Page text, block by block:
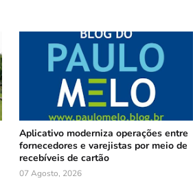
Aplicativo moderniza operações entre
fornecedores e varejistas por meio de
recebíveis de cartão
07 Agosto, 2026